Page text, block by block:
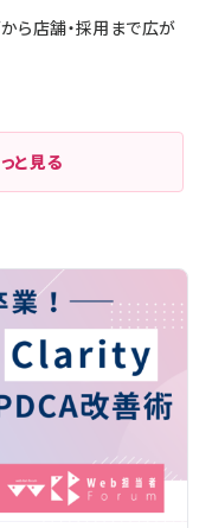
から店舗・採用まで広が
と見る